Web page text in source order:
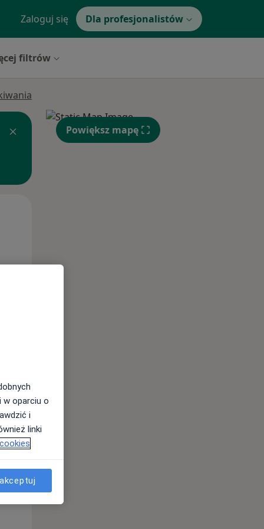
Zaloguj się Dla profesjonalistów
filtrów
Pon,
10 Sie
Powiększ mapę
w oparciu o
i
linki